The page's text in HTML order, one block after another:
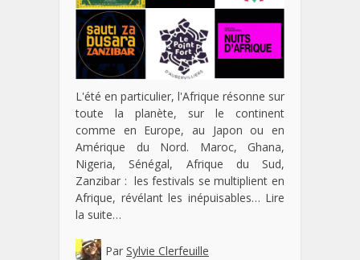
L'été en particulier, l'Afrique résonne sur
toute la planète, sur le continent
comme en Europe, au Japon ou en
Amérique du Nord. Maroc, Ghana,
Nigeria, Sénégal, Afrique du Sud,
Zanzibar : les festivals se multiplient en
Afrique, révélant les inépuisables… Lire
la suite…
Par Sylvie Clerfeuille